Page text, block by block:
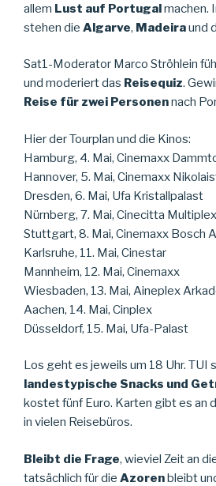
allem Lust auf Portugalmachen.
stehen die Algarve, Madeiraund
Sat1-Moderator Marco Ströhlein
und moderiert das Reisequiz.
Reise für zwei Personennach
Hier der Tourplan und die Kinos:
Hamburg, 4. Mai, Cinemaxx
Hannover, 5. Mai, Cinemaxx
Dresden, 6. Mai, Ufa Kristallpalast
Nürnberg, 7. Mai, Cinecitta
Stuttgart, 8. Mai, Cinemaxx Bosch
Karlsruhe, 11. Mai, Cinestar
Mannheim, 12. Mai, Cinemaxx
Wiesbaden, 13. Mai, Aineplex
Aachen, 14. Mai, Cinplex
Düsseldorf, 15. Mai, Ufa-Palast
Los geht es jeweils um 18 Uhr. TUI
landestypische Snacks und
kostet fünf Euro. Karten gibt es an
in vielen Reisebüros.
Bleibt die Frage, wieviel Zeit an
tatsächlich für die Azorenbleibt